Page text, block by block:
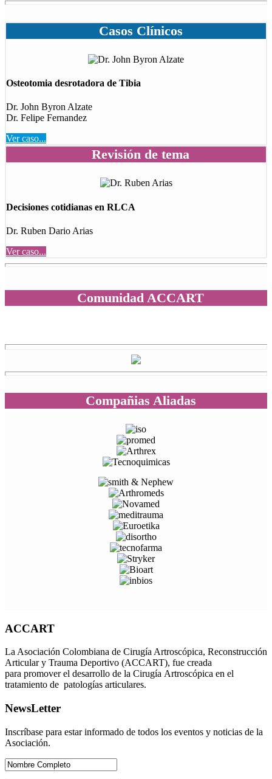
Casos Clínicos
Osteotomia desrotadora de Tibia
Dr. John Byron Alzate
Dr. Felipe Fernandez
Ver caso...
Revisión de tema
Decisiones cotidianas en RLCA
Dr. Ruben Dario Arias
Ver caso...
Comunidad ACCART
Compañias Aliadas
ACCART
La Asociación Colombiana de Cirugía Artroscópica, Reconstrucción
Articular y Trauma Deportivo (ACCART), fue creada
para promover el desarrollo de la Cirugía Artroscópica en el
tratamiento de patologías articulares.
NewsLetter
Inscríbase para estar informado de todos los eventos y noticias de la
Asociación.